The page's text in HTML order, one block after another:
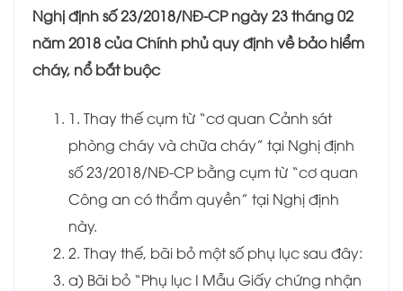
Nghị định số 23/2018/NĐ-CP ngày 23 tháng 02
năm 2018 của Chính phủ quy định về bảo hiểm
cháy, nổ bắt buộc
1. Thay thế cụm từ “cơ quan Cảnh sát
phòng cháy và chữa cháy” tại Nghị định
số 23/2018/NĐ-CP bằng cụm từ “cơ quan
Công an có thẩm quyền” tại Nghị định
này.
2. Thay thế, bãi bỏ một số phụ lục sau đây:
a) Bãi bỏ “Phụ lục I Mẫu Giấy chứng nhận